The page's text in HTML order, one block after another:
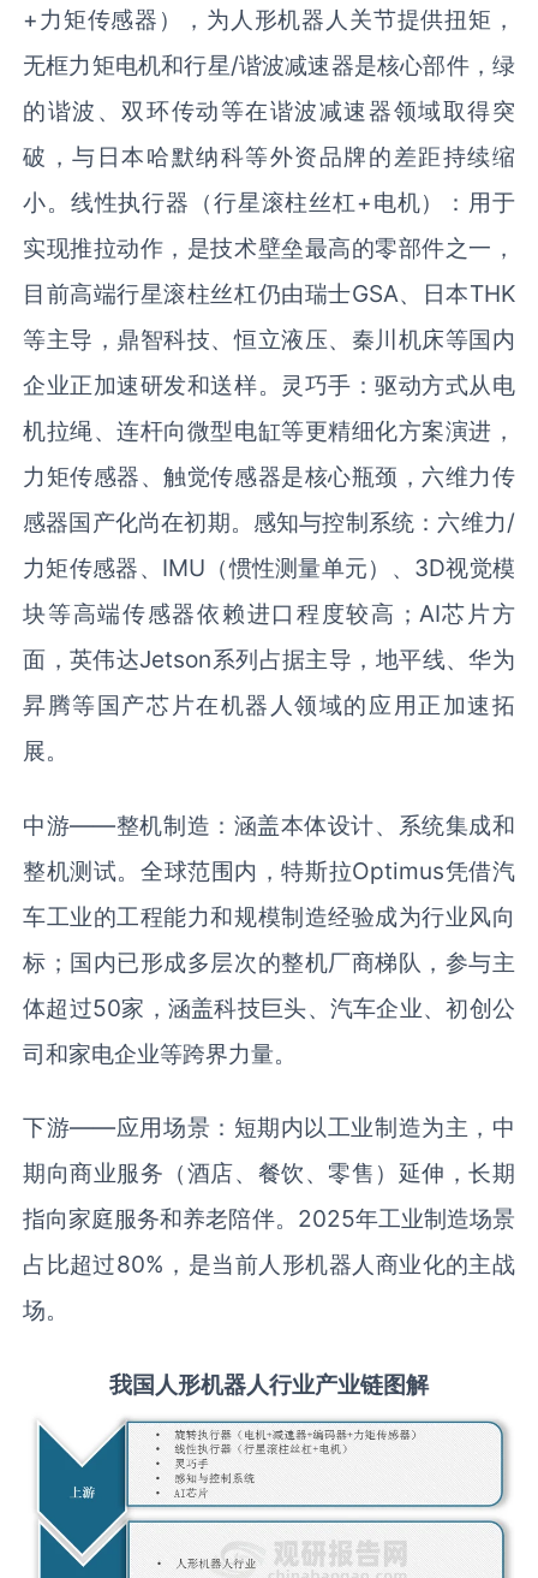
+力矩传感器），为人形机器人关节提供扭矩，
无框力矩电机和行星/谐波减速器是核心部件，绿
的谐波、双环传动等在谐波减速器领域取得突
破，与日本哈默纳科等外资品牌的差距持续缩
小。线性执行器（行星滚柱丝杠+电机）：用于
实现推拉动作，是技术壁垒最高的零部件之一，
目前高端行星滚柱丝杠仍由瑞士GSA、日本THK
等主导，鼎智科技、恒立液压、秦川机床等国内
企业正加速研发和送样。灵巧手：驱动方式从电
机拉绳、连杆向微型电缸等更精细化方案演进，
力矩传感器、触觉传感器是核心瓶颈，六维力传
感器国产化尚在初期。感知与控制系统：六维力/
力矩传感器、IMU（惯性测量单元）、3D视觉模
块等高端传感器依赖进口程度较高；AI芯片方
面，英伟达Jetson系列占据主导，地平线、华为
昇腾等国产芯片在机器人领域的应用正加速拓
展。
中游——整机制造：涵盖本体设计、系统集成和
整机测试。全球范围内，特斯拉Optimus凭借汽
车工业的工程能力和规模制造经验成为行业风向
标；国内已形成多层次的整机厂商梯队，参与主
体超过50家，涵盖科技巨头、汽车企业、初创公
司和家电企业等跨界力量。
下游——应用场景：短期内以工业制造为主，中
期向商业服务（酒店、餐饮、零售）延伸，长期
指向家庭服务和养老陪伴。2025年工业制造场景
占比超过80%，是当前人形机器人商业化的主战
场。
我国人形机器人行业产业链图解